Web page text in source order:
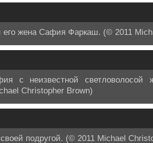
его жена Сафия Фаркаш. (© 2011
с неизвестной светловолосой
Christopher Brown)
подругой. (© 2011 Michael